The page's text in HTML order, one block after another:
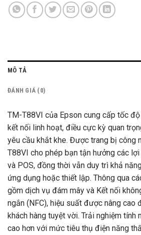
MÔ TẢ
ĐÁNH GIÁ (0)
TM-T88VI của Epson cung cấp tốc độ
kết nối linh hoạt, điều cực kỳ quan
yêu cầu khắt khe. Được trang bị công
T88VI cho phép bạn tận hưởng các
và POS, đồng thời vẫn duy trì khả
ứng dụng hoặc thiết lập. Thông qua
gồm dịch vụ đám mây và Kết nối
ngắn (NFC), hiệu suất được nâng cao
khách hàng tuyệt vời. Trải nghiệm tính
cao hơn với mức tiêu thụ điện năng